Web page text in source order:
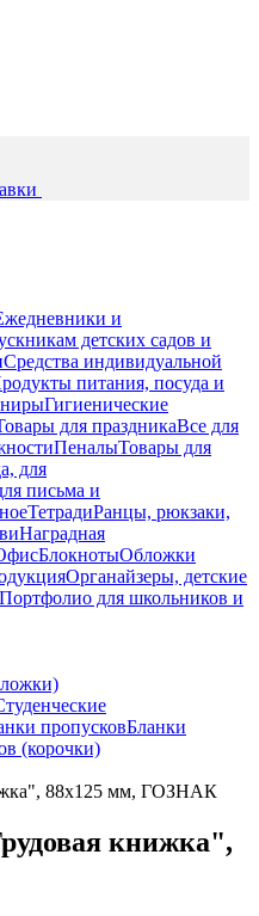
и
детских садов и
Средства индивидуальной
питания, посуда и
Гигиенические
для праздникаВсе для
ПеналыТовары для
для
письма и
ТетрадиРанцы, рюкзаки,
Наградная
БлокнотыОбложки
Органайзеры, детские
Портфолио для школьников и
пропусковБланки
(корочки)
88х125 мм, ГОЗНАК
книжка",